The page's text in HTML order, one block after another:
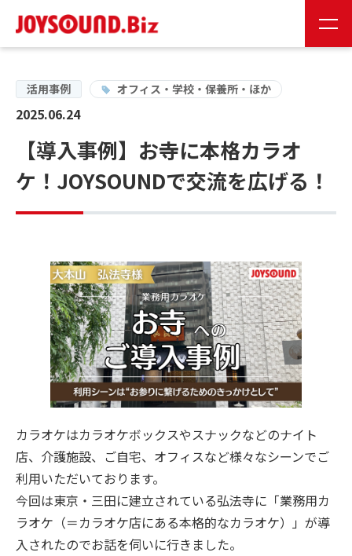
0120-141-224
お問い合わせ
JOYSOUNDの特長
製品情報
ご契約までの流れ
よくあるご質問
楽曲検索
新曲情報
活用事例 オフィス・学校・保養所・ほか
2025.06.24
【導入事例】お寺に本格カラオ
ケ！JOYSOUNDで交流を広げる！
カラオケはカラオケボックスやスナックなどのナイト
店、介護施設、ご自宅、オフィスなど様々なシーンでご
利用いただいております。
今回は東京・三田に建立されている弘法寺に「業務用カ
ラオケ（＝カラオケ店にある本格的なカラオケ）」が導
入されたのでお話を伺いに行きました。